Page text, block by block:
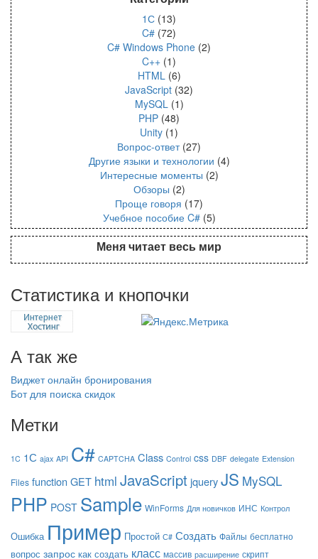
1С (13)
C# (72)
C# Windows Phone (2)
C++ (1)
HTML (6)
JavaScript (32)
MySQL (1)
PHP (48)
Unity (1)
Вопрос-ответ(27)
Другие языки и технологии (4)
Интересные моменты (2)
Обзоры (2)
Проще говоря (17)
Учебное пособие C#(5)
Меня читает весь мир
Статистика и кнопочки
А так же
Виджет онлайн бронирования
Бот для поиска скидок
Метки
1C 1С ajax API C# CAPTCHA Class Control css DBF delegate Extension
Files function GET html JavaScriptjqueryJS MySQL
PHP POST Sample WinForms Для новичков ИНС Контрол
Ошибка Пример Простой С# Создать Файлы бесплатно
вопрос запрос как создать класс массив расширение скрипт